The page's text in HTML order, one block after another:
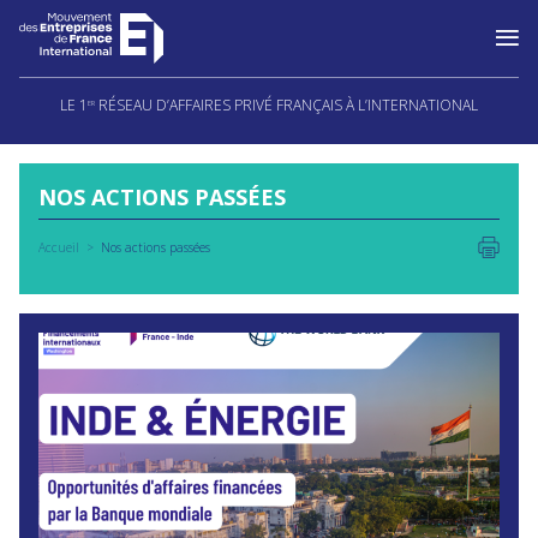
Aller
LE 1 ER RÉSEAU D’AFFAIRES PRIVÉ FRANÇAIS À L’INTERNATIONAL
NOS ACTIONS PASSÉES
Accueil Nos actions passées